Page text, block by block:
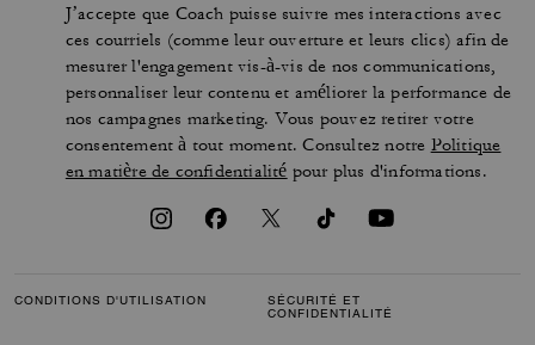
J’accepte que Coach puisse suivre mes interactions avec
ces courriels (comme leur ouverture et leurs clics) afin de
mesurer l'engagement vis-à-vis de nos communications,
personnaliser leur contenu et améliorer la performance de
nos campagnes marketing. Vous pouvez retirer votre
consentement à tout moment. Consultez notre Politique
en matière de confidentialité pour plus d'informations.
CONDITIONS D'UTILISATION
SÉCURITÉ ET
CONFIDENTIALITÉ